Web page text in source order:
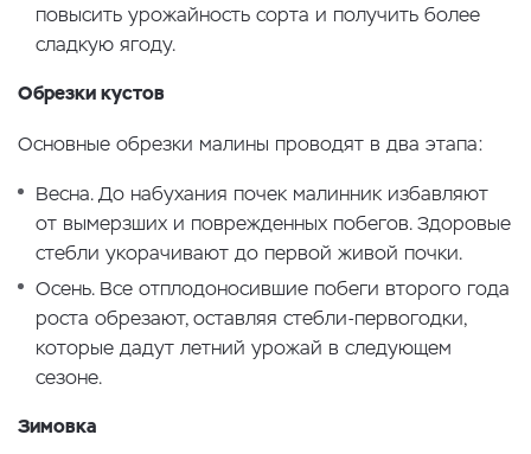
повысить урожайность сорта и получить более
сладкую ягоду.
Обрезки кустов
Основные обрезки малины проводят в два этапа:
Весна. До набухания почек малинник избавляют
от вымерзших и поврежденных побегов. Здоровые
стебли укорачивают до первой живой почки.
Осень. Все отплодоносившие побеги второго года
роста обрезают, оставляя стебли-первогодки,
которые дадут летний урожай в следующем
сезоне.
Зимовка